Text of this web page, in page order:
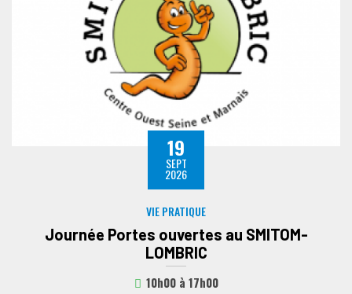
19
SEPT
2026
VIE PRATIQUE
Journée Portes ouvertes au SMITOM-
LOMBRIC
10h00 à 17h00